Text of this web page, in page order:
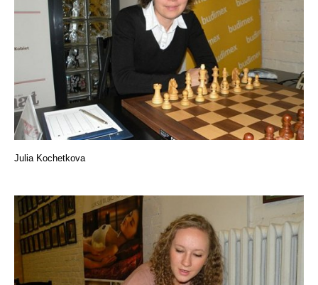
Julia Kochetkova